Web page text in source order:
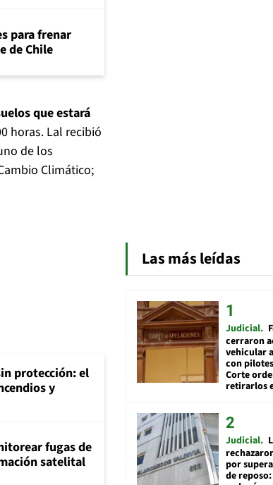
para frenar
de Chile
que estará
horas. Lal recibió
de los
Climático;
protección: el
y
fugas de
satelital
Las más leídas
Judicial
cerraron
vehicular
con
Corte
retirarlos
Judicial
por
de